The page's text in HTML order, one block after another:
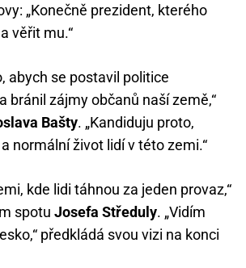
„Konečně prezident, kterého
věřit mu.“
abych se postavil politice
bránil zájmy občanů naší země,“
Bašty. „Kandiduju proto,
normální život lidí v této zemi.“
kde lidi táhnou za jeden provaz,“
spotu Josefa Středuly. „Vidím
předkládá svou vizi na konci